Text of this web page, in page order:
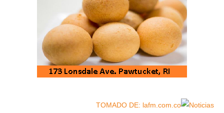
TOMADO DE: lafm.com.co